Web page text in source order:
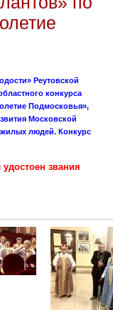
Реутовской
конкурса
Подмосковья»,
Московской
людей. Конкурс
звания